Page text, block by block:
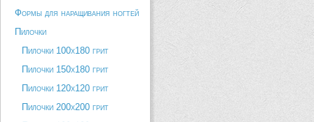
Формы для наращивания ногтей
Пилочки
Пилочки 100х180 грит
Пилочки 150х180 грит
Пилочки 120х120 грит
Пилочки 200х200 грит